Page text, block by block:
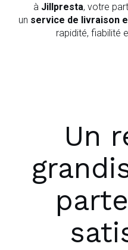
à Jillpresta, votre
un service de livraison
rapidité, fiabilité
Un